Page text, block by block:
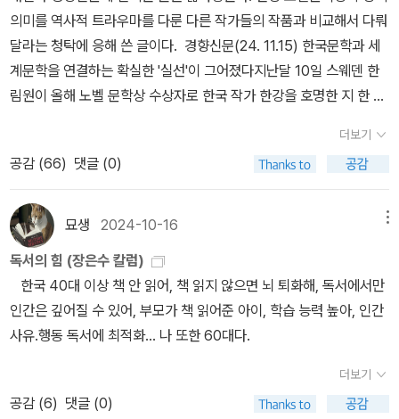
희>는 그 껍질을 깨부수는 망치 같은 책이다. 헤세는 잡문의 시대에
서 방황하는 우리에게, 다시 묻는다. “너는 어디로 갈 것인가?” by D
harma & Maheal 어떻게 보면, 경박한 사람들에게는 이 세상에
존재하는 사물보다 존재하지 않는 사물을 말로 표현하는 것이 더 쉽
고 책임이 덜 느껴질지 모른다.- P12자네는 완전한 가르침이 아니라
자네 자신의 완성을 바라야 하네.신성은 개념이나 책 속에 있는 것이
아니라 자네 안에 있어. 진리는 체험되는 것이지 가르쳐지는 것이 아
작을 찬미하고,주변의 물결치며 빛나는 자연과 자신이 한마음으로 이
어져 있음을 표현하려고 했다.
도하고 싶다는 비의식을 어렴풋이 알게된 것이다. 그러다가 지인의
책 얘기와 삶이야기를 듣다가 아래 책을 빌려읽다. 책이야기를 듣다
가 고타마 싯다르타가 아니라 별 개의 인물로 말하는 것이 의아했는
데 읽고나니 헤세의 의도는 명확했다. 내가 얻은 생각 중의 하나는 바
로, 지혜라는 것은 남에게 전달될 수 없는 것이라는 사실이네. 지혜란
아무리 현인이 전달하더라도 일단 전달되면 언제나 바보같은 소리로
들리는 법이야. 지식은 전달할 수 있지만, 그러나 지혜는 전달 할 수가
며, 지혜를 지니고 다닐 수도 있으며, 지혜로써 기적을 행할 수도 있지
만, 그러나 지혜는 말하고 가르칠 수는 없네. 204 모든 진리는 그 반
대도 마찬가지로 진리이다! 진리란 오직 일면적일 때에만 말로 나타
낼 수 있으며, 말이라는 겉껍질로 덮어씌울 수가 있다. 생각으로써 생
각될 수 있고 말로써 말해질 수 있는 것, 그런 것은 모두 다 일면적이
지. 모두 다 일면적이며, 모두 다 반쪽에 불과하며, 모두 다 전체성이
이 세상을 윤회와 열반, 미혹과 진리, 번뇌와 해탈로 나누지 않을 수
없었던 거야. 달리 어떤 방법이 없지. 가르치고자 하는 사람에게는 그
의미를 역사적 트라우마를 다룬 다른 작가들의 작품과 비교해서 다뤄
달라는 청탁에 응해 쓴 글이다. 경향신문(24. 11.15) 한국문학과 세
계문학을 연결하는 확실한 '실선'이 그어졌다지난달 10일 스웨덴 한
림원이 올해 노벨 문학상 수상자로 한국 작가 한강을 호명한 지 한 달
아의 여성 작가 찬쉐와 울리츠카야가 유력한 수상자 후보로 거명되고
있었고 나의 예측도 비슷했다. 첫 호명에 어리둥절해하다 ‘한강’이란
이름이 재차 불리고 나서야 비로소 ‘아! 한강’이라고 되뇔 수 있었다.
그리고 아주 새로운 현실, 새로운 시작과 마주하고 있음을 직감했다.
노벨 문학상의 상징적 효과에 기대어 말하자면, 한국문학이 새로운
단계에 진입했다고 해도 무방하다!한강 작가의 수상이 갖는 여러 가
지 의미와 의의에 대해서 많은 이야기가 가능하겠지만 개인적인 소회
도 더 얹고 싶다. 세계문학 고전들에 대해 강의하고 글을 써온 처지에
서 ‘한국문학과 세계문학’은 계속 고심해온 주제였다. 한국 현대문학
을 세계문학의 관점에서 어떻게 읽을 것인가를 화두로 삼기도 했다.
난점은 정확한 척도가 주어지지 않았다는 사실이었다.한국문학의 수
더보기
공감 (66) 댓글 (0)
묘생 2024-10-16
독서의 힘 (장은수 칼럼)
한국 40대 이상 책 안 읽어, 책 읽지 않으면 뇌 퇴화해, 독서에서만
인간은 깊어질 수 있어, 부모가 책 읽어준 아이, 학습 능력 높아, 인간
사유.행동 독서에 최적화... 나 또한 60대다.
더보기
공감 (6) 댓글 (0)